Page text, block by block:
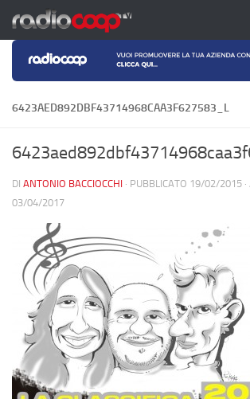
Salta al contenuto
6423AED892DBF43714968CAA3F627583_L
DI ANTONIO BACCIOCCHI · PUBBLICATO 19/02/2015
03/04/2017